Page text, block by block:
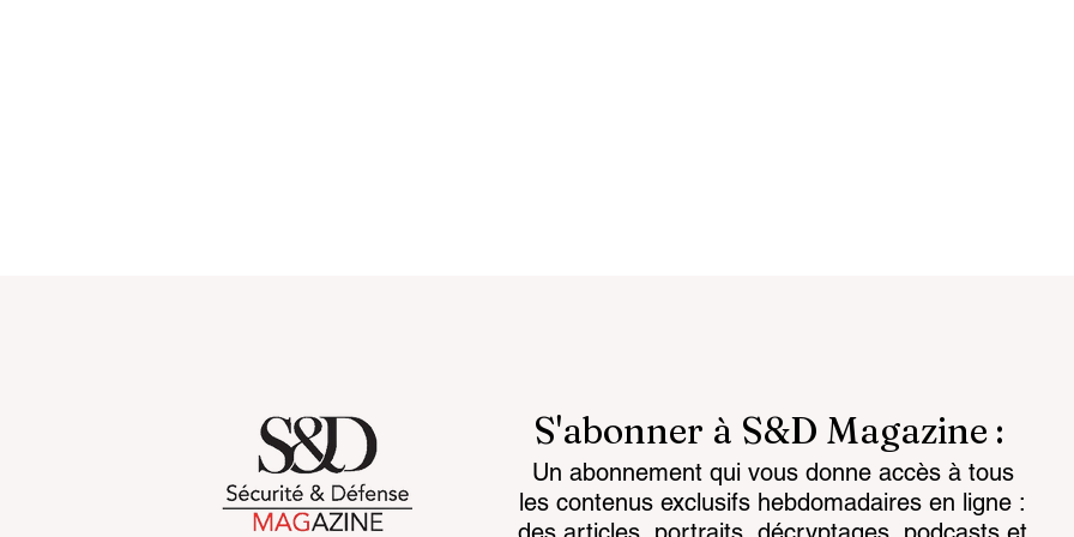
When more data makes
war harder to read
Vidéo intelligente :
l’éthique comme condition
La science prend la
cognitive à bras le corps
S'abonner à S&D Magazine :
Un abonnement qui vous donne accès à tous
les contenus exclusifs hebdomadaires en ligne :